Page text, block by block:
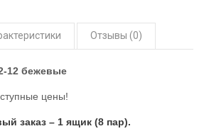
Отзывы (0)
12 бежевые
цены!
заказ – 1 ящик (8 пар).